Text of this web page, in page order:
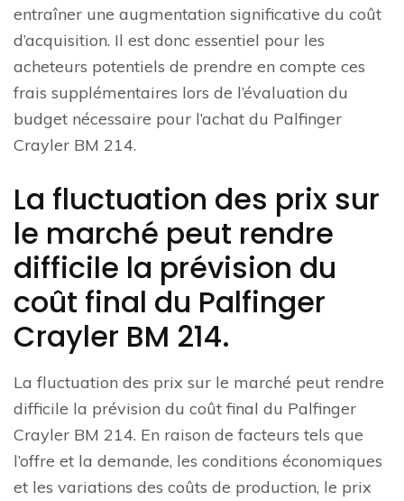
entraîner une augmentation significative du coût
d’acquisition. Il est donc essentiel pour les
acheteurs potentiels de prendre en compte ces
frais supplémentaires lors de l’évaluation du
budget nécessaire pour l’achat du Palfinger
Crayler BM 214.
La fluctuation des prix sur
le marché peut rendre
difficile la prévision du
coût final du Palfinger
Crayler BM 214.
La fluctuation des prix sur le marché peut rendre
difficile la prévision du coût final du Palfinger
Crayler BM 214. En raison de facteurs tels que
l’offre et la demande, les conditions économiques
et les variations des coûts de production, le prix